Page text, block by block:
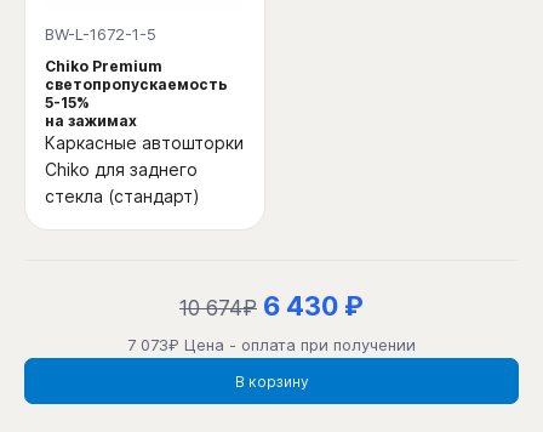
BW-L-1672-1-5
Chiko Premium
светопропускаемость
5-15%
на зажимах
Каркасные автошторки
Chiko для заднего
стекла (стандарт)
10 674₽ 6 430 ₽
7 073₽ Цена - оплата при получении
В корзину